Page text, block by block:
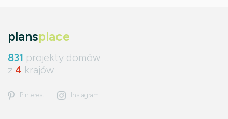
plansplace
831 projekty domów
z 4 krajów
Pinterest Instagram